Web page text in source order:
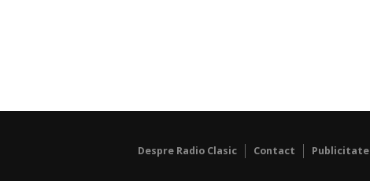
Despre Radio Clasic Contact Publicitate